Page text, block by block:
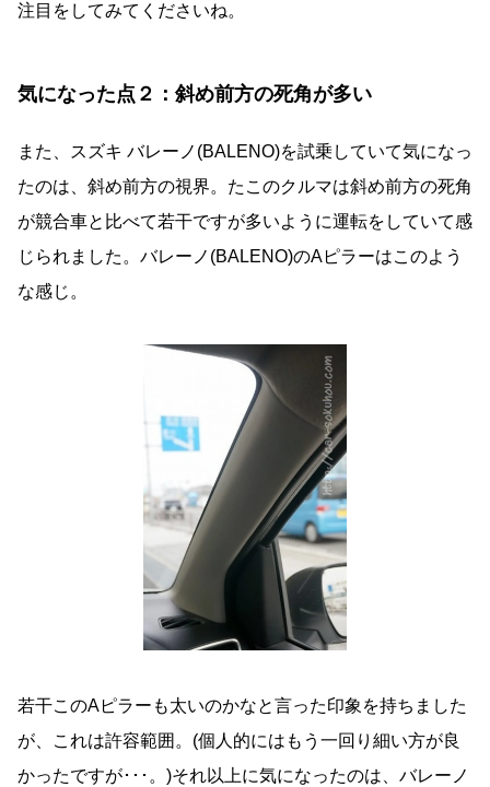
注目をしてみてくださいね。
気になった点２：斜め前方の死角が多い
また、スズキ バレーノ(BALENO)を試乗していて気になっ
たのは、斜め前方の視界。たこのクルマは斜め前方の死角
が競合車と比べて若干ですが多いように運転をしていて感
じられました。バレーノ(BALENO)のAピラーはこのよう
な感じ。
若干このAピラーも太いのかなと言った印象を持ちました
が、これは許容範囲。(個人的にはもう一回り細い方が良
かったですが･･･。)それ以上に気になったのは、バレーノ